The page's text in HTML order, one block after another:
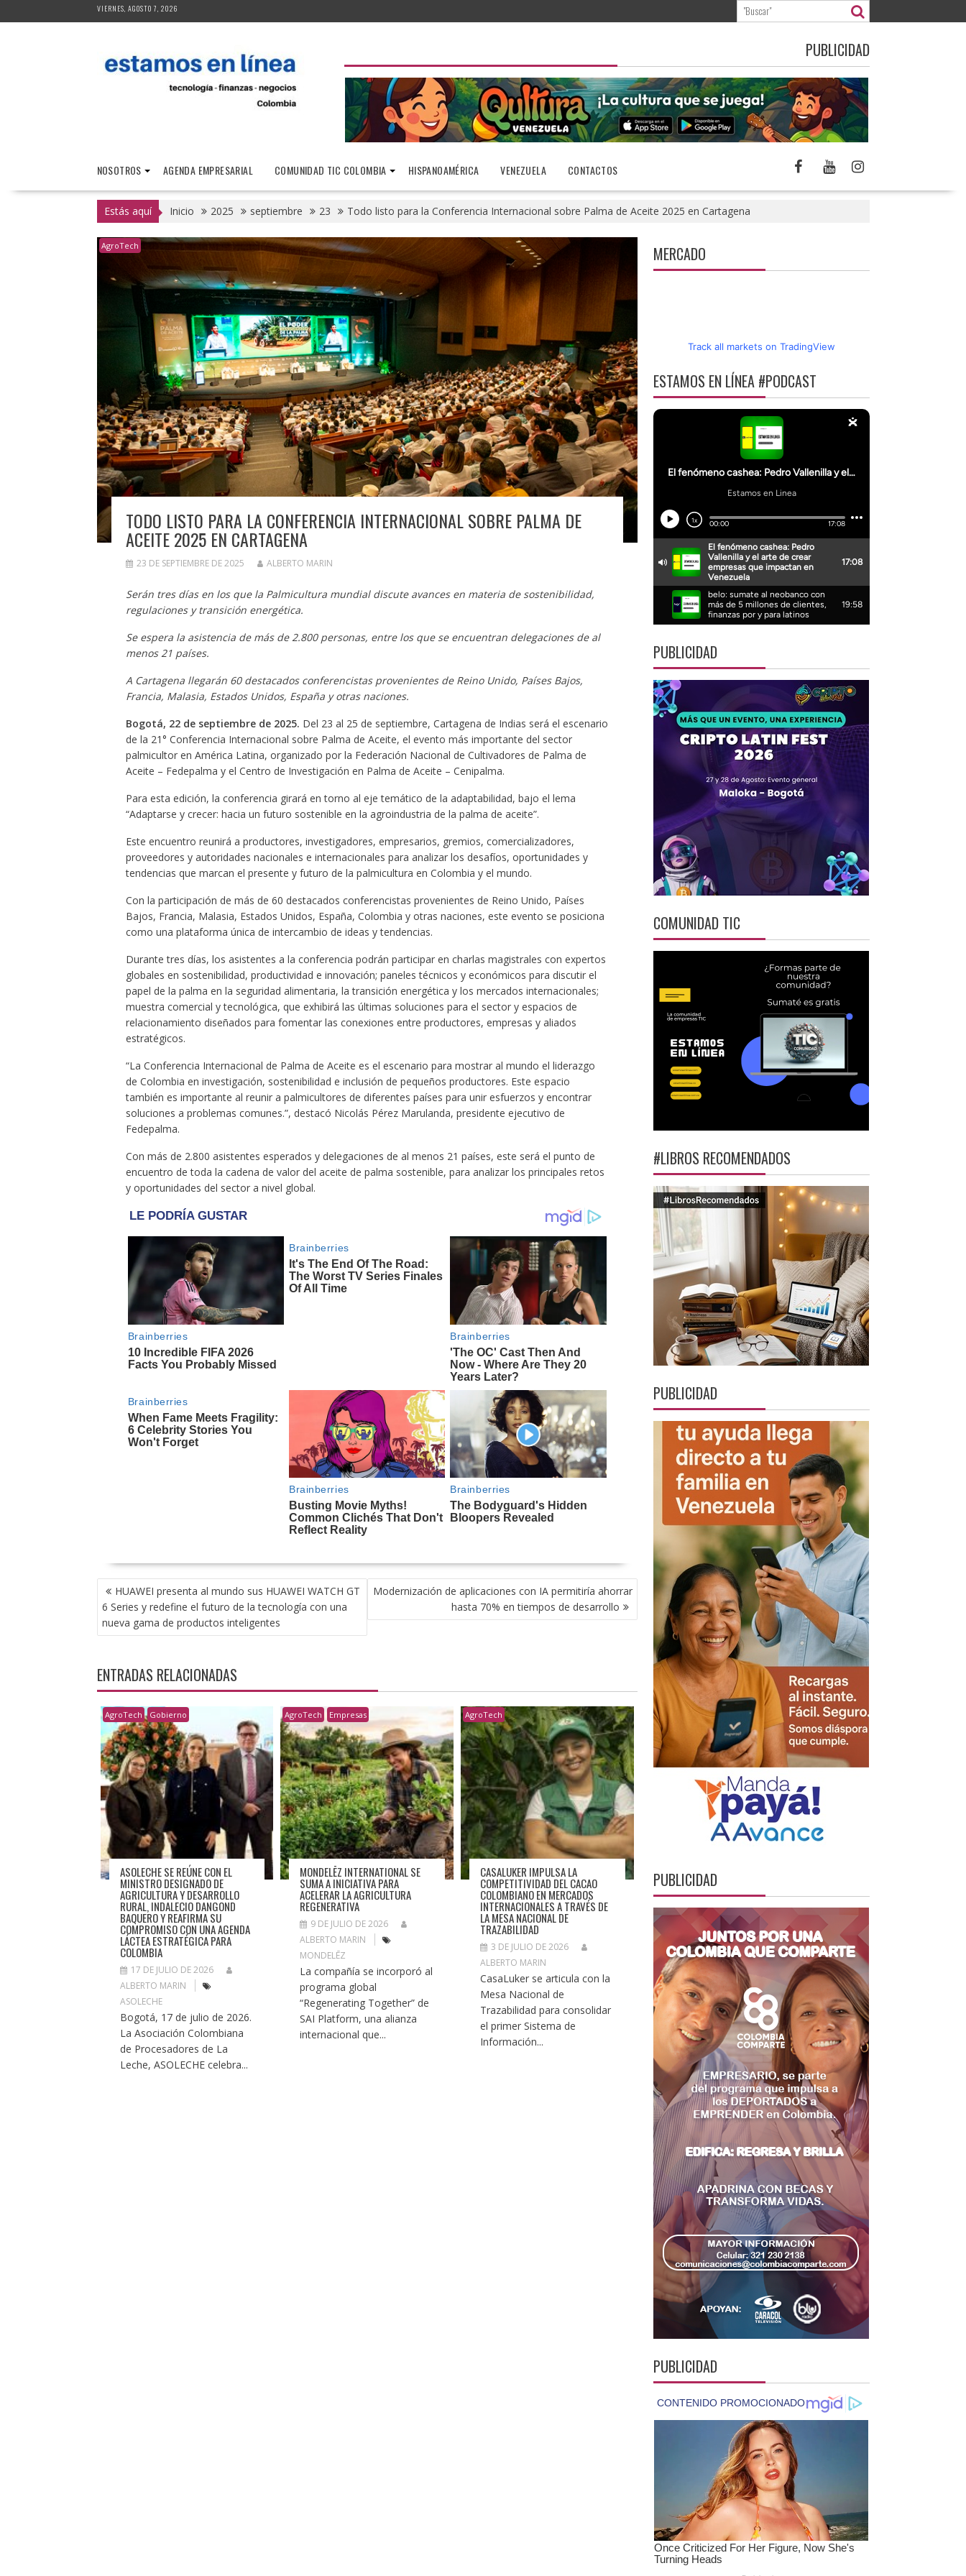
al
VIERNES, AGOSTO 7, 2026
PUBLICIDAD
NOSOTROS AGENDA EMPRESARIAL COMUNIDAD TIC COLOMBIA HISPANOAMÉRICA VENEZUELA CONTACTOS
Estás aquí Inicio 2025 septiembre 23 Todo listo para la Conferencia Internacional sobre Palma de Aceite 2025 en Cartagena
AgroTech
TODO LISTO PARA LA CONFERENCIA INTERNACIONAL SOBRE PALMA DE
ACEITE 2025 EN CARTAGENA
23 DE SEPTIEMBRE DE 2025 ALBERTO MARIN
Serán tres días en los que la Palmicultura mundial discute avances en materia de sostenibilidad,
regulaciones y transición energética.
Se espera la asistencia de más de 2.800 personas, entre los que se encuentran delegaciones de al
menos 21 países.
A Cartagena llegarán 60 destacados conferencistas provenientes de Reino Unido, Países Bajos,
Francia, Malasia, Estados Unidos, España y otras naciones.
Bogotá, 22 de septiembre de 2025. Del 23 al 25 de septiembre, Cartagena de Indias será el escenario
de la 21° Conferencia Internacional sobre Palma de Aceite, el evento más importante del sector
palmicultor en América Latina, organizado por la Federación Nacional de Cultivadores de Palma de
Aceite – Fedepalma y el Centro de Investigación en Palma de Aceite – Cenipalma.
Para esta edición, la conferencia girará en torno al eje temático de la adaptabilidad, bajo el lema
“Adaptarse y crecer: hacia un futuro sostenible en la agroindustria de la palma de aceite”.
Este encuentro reunirá a productores, investigadores, empresarios, gremios, comercializadores,
proveedores y autoridades nacionales e internacionales para analizar los desafíos, oportunidades y
tendencias que marcan el presente y futuro de la palmicultura en Colombia y el mundo.
Con la participación de más de 60 destacados conferencistas provenientes de Reino Unido, Países
Bajos, Francia, Malasia, Estados Unidos, España, Colombia y otras naciones, este evento se posiciona
como una plataforma única de intercambio de ideas y tendencias.
Durante tres días, los asistentes a la conferencia podrán participar en charlas magistrales con expertos
globales en sostenibilidad, productividad e innovación; paneles técnicos y económicos para discutir el
papel de la palma en la seguridad alimentaria, la transición energética y los mercados internacionales;
muestra comercial y tecnológica, que exhibirá las últimas soluciones para el sector y espacios de
relacionamiento diseñados para fomentar las conexiones entre productores, empresas y aliados
estratégicos.
“La Conferencia Internacional de Palma de Aceite es el escenario para mostrar al mundo el liderazgo
de Colombia en investigación, sostenibilidad e inclusión de pequeños productores. Este espacio
también es importante al reunir a palmicultores de diferentes países para unir esfuerzos y encontrar
soluciones a problemas comunes.”, destacó Nicolás Pérez Marulanda, presidente ejecutivo de
Fedepalma.
Con más de 2.800 asistentes esperados y delegaciones de al menos 21 países, este será el punto de
encuentro de toda la cadena de valor del aceite de palma sostenible, para analizar los principales retos
y oportunidades del sector a nivel global.
NAVEGACIÓN
DE
ENTRADAS
HUAWEI presenta al mundo sus HUAWEI WATCH GT
6 Series y redefine el futuro de la tecnología con una
nueva gama de productos inteligentes
Modernización de aplicaciones con IA permitiría ahorrar
hasta 70% en tiempos de desarrollo
ENTRADAS RELACIONADAS
AgroTech Gobierno
ASOLECHE SE REÚNE CON EL
MINISTRO DESIGNADO DE
AGRICULTURA Y DESARROLLO
RURAL, INDALECIO DANGOND
BAQUERO Y REAFIRMA SU
COMPROMISO CON UNA AGENDA
LÁCTEA ESTRATÉGICA PARA
COLOMBIA
17 DE JULIO DE 2026
ALBERTO MARIN
ASOLECHE
Bogotá, 17 de julio de 2026.
La Asociación Colombiana
de Procesadores de La
Leche, ASOLECHE celebra...
AgroTech Empresas
MONDELĒZ INTERNATIONAL SE
SUMA A INICIATIVA PARA
ACELERAR LA AGRICULTURA
REGENERATIVA
9 DE JULIO DE 2026
ALBERTO MARIN
MONDELĒZ
La compañía se incorporó al
programa global
“Regenerating Together” de
SAI Platform, una alianza
internacional que...
AgroTech
CASALUKER IMPULSA LA
COMPETITIVIDAD DEL CACAO
COLOMBIANO EN MERCADOS
INTERNACIONALES A TRAVÉS DE
LA MESA NACIONAL DE
TRAZABILIDAD
3 DE JULIO DE 2026
ALBERTO MARIN
CasaLuker se articula con la
Mesa Nacional de
Trazabilidad para consolidar
el primer Sistema de
Información...
MERCADO
Track all markets on TradingView
ESTAMOS EN LÍNEA #PODCAST
PUBLICIDAD
COMUNIDAD TIC
#LIBROS RECOMENDADOS
PUBLICIDAD
PUBLICIDAD
PUBLICIDAD